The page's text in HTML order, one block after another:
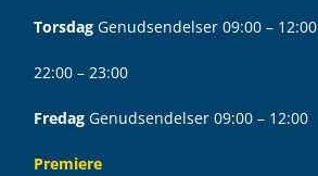
Torsdag Genudsendelser 09:00 – 12:00
22:00 – 23:00
Fredag Genudsendelser 09:00 – 12:00
Premiere